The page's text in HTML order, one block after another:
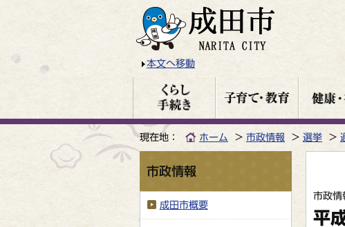
本文へ移動
現在地： ホーム 市政情報 選挙
市政情
平
市政情報
成田市概要